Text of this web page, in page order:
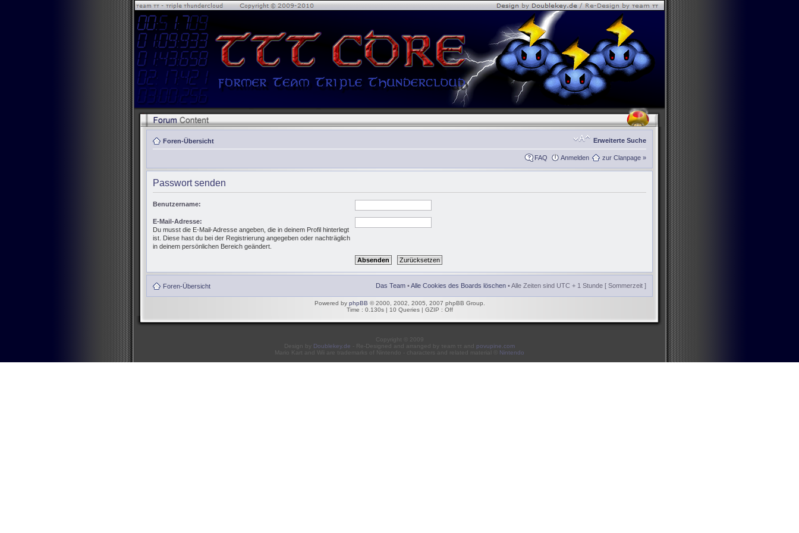
Foren-Übersicht Erweiterte Suche
FAQ Anmelden zur Clanpage »
Passwort senden
Benutzername:
E-Mail-Adresse:
Du musst die E-Mail-Adresse angeben, die in deinem Profil hinterlegt
ist. Diese hast du bei der Registrierung angegeben oder nachträglich
in deinem persönlichen Bereich geändert.
Foren-Übersicht Das Team •Alle Cookies des Boards löschen • Alle Zeiten sind UTC + 1 Stunde [ Sommerzeit ]
Powered by phpBB © 2000, 2002, 2005, 2007 phpBB Group.
Time : 0.130s | 10 Queries | GZIP : Off
Copyright © 2009
Design by Doublekey.de - Re-Designed and arranged by τeam ττ and povupine.com
Mario Kart and Wii are trademarks of Nintendo - characters and related material © Nintendo